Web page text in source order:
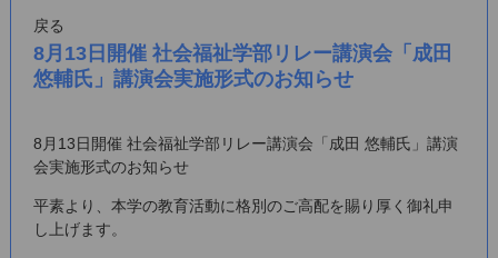
戻る
8月13日開催 社会福祉学部リレー講演会「成田
悠輔氏」講演会実施形式のお知らせ
8月13日開催 社会福祉学部リレー講演会「成田 悠輔氏」講演
会実施形式のお知らせ
平素より、本学の教育活動に格別のご高配を賜り厚く御礼申
し上げます。